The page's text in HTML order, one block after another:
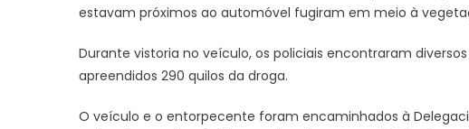
estavam próximos ao automóvel fugiram em meio à
Durante vistoria no veículo, os policiais encontraram
apreendidos 290 quilos da droga.
O veículo e o entorpecente foram encaminhados à